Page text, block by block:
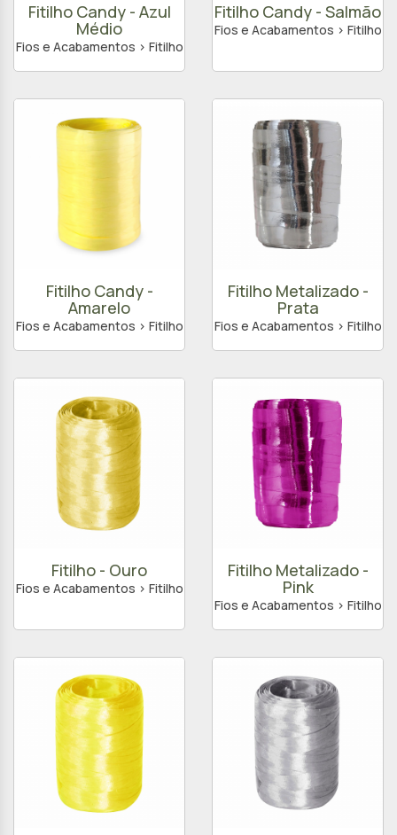
Fitilho Candy - Azul
Médio
Fios e Acabamentos > Fitilho
Fitilho Candy - Salmão
Fios e Acabamentos > Fitilho
Fitilho Candy -
Amarelo
Fios e Acabamentos > Fitilho
Fitilho Metalizado -
Prata
Fios e Acabamentos > Fitilho
Fitilho - Ouro
Fios e Acabamentos > Fitilho
Fitilho Metalizado -
Pink
Fios e Acabamentos > Fitilho